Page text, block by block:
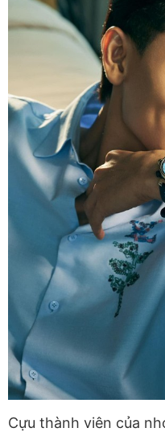
Cựu thành viên của